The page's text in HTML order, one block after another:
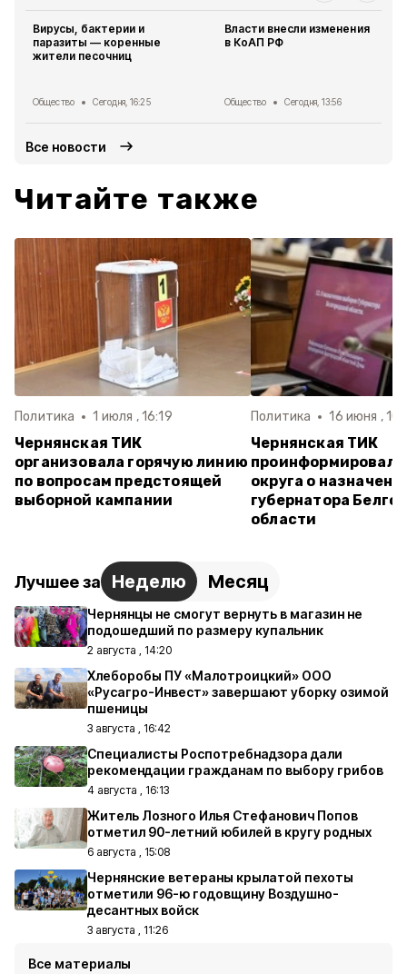
Вирусы, бактерии и
паразиты — коренные
жители песочниц
Общество Сегодня, 16:25
Власти внесли изменения
в КоАП РФ
Общество Сегодня, 13:56
Все новости
Читайте также
Политика 1 июля , 16:19
Чернянская ТИК
организовала горячую линию
по вопросам предстоящей
выборной кампании
Политика 16 июня ,
Чернянская ТИК
округа о
губернатора
области
Лучшее за Неделю Месяц
Чернянцы не смогут вернуть в магазин не
подошедший по размеру купальник
2 августа , 14:20
Хлеборобы ПУ «Малотроицкий» ООО
«Русагро-Инвест» завершают уборку озимой
пшеницы
3 августа , 16:42
Специалисты Роспотребнадзора дали
рекомендации гражданам по выбору грибов
4 августа , 16:13
Житель Лозного Илья Стефанович Попов
отметил 90-летний юбилей в кругу родных
6 августа , 15:08
Чернянские ветераны крылатой пехоты
отметили 96-ю годовщину Воздушно-
десантных войск
3 августа , 11:26
Все материалы